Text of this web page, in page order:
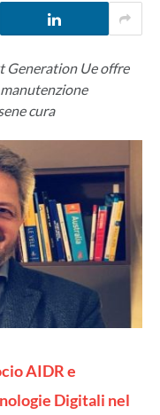
Generation Ue offre
cura
AIDRe
Digitali nel